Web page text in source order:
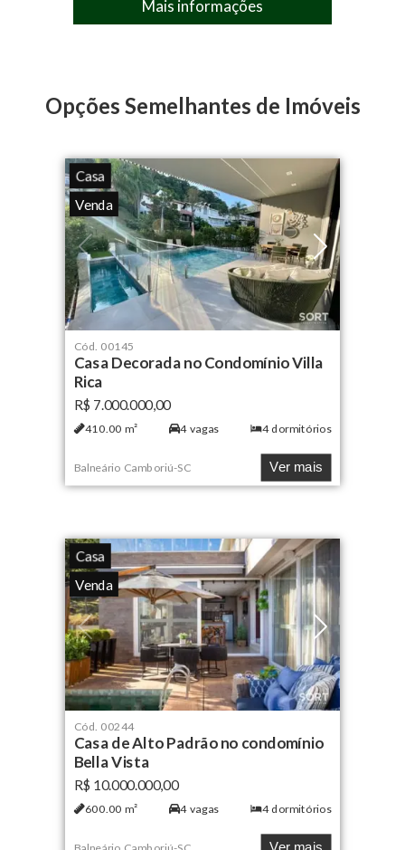
Churrasqueira a carvão
Condomínio Completo
Mais informações
Opções Semelhantes de Imóveis
Casa
Venda
Cód. 00145
Casa Decorada no Condomínio Villa
Rica
R$ 7.000.000,00
410.00 m² 4vagas 4dormitórios
Balneário Camboriú-SC Ver mais
Casa
Venda
Cód. 00244
Casa de Alto Padrão no condomínio
Bella Vista
R$ 10.000.000,00
600.00 m² 4vagas 4dormitórios
Ver mais